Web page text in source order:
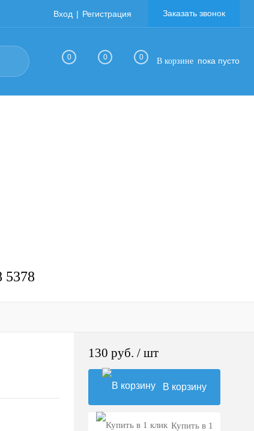
Вход Регистрация Заказать звонок
0 0 0 В корзине пока пусто
5378
130 руб. / шт
В корзину
Купить в 1